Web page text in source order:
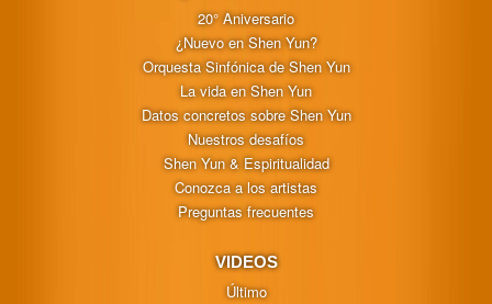
20° Aniversario
¿Nuevo en Shen Yun?
Orquesta Sinfónica de Shen Yun
La vida en Shen Yun
Datos concretos sobre Shen Yun
Nuestros desafíos
Shen Yun & Espiritualidad
Conozca a los artistas
Preguntas frecuentes
VIDEOS
Último